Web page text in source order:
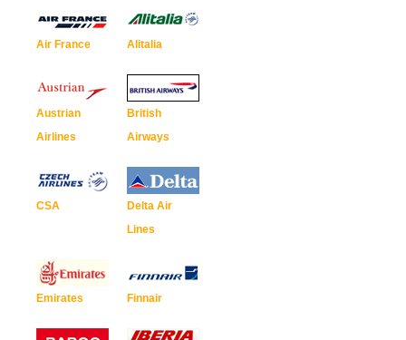
Air France Alitalia
Austrian
Airlines
British
Airways
CSA
Delta Air
Lines
Emirates Finnair